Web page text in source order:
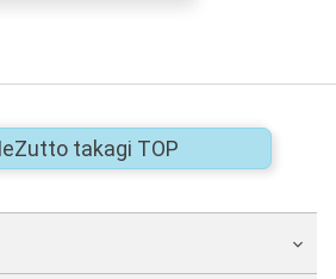
takagi TOP